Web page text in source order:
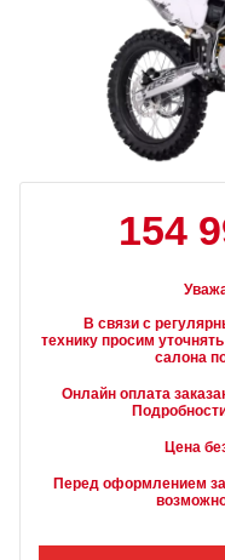
154
технику просим
Онлайн оплата
Цена
Перед оформлением